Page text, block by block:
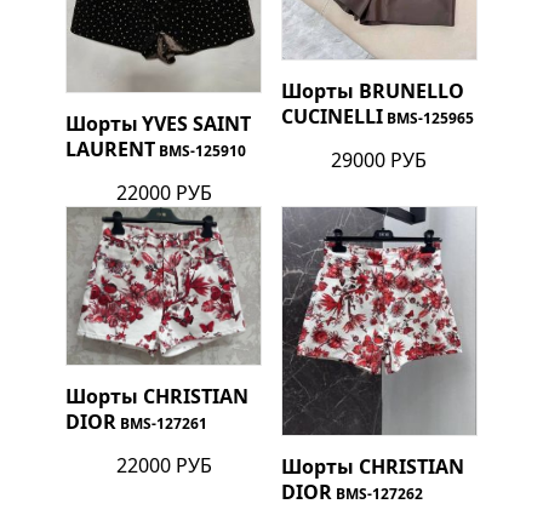
ШортыYVES SAINT
LAURENT BMS-125910
22000 РУБ
Шорты BRUNELLO
CUCINELLI BMS-125965
29000 РУБ
Шорты CHRISTIAN
DIOR BMS-127261
22000 РУБ Шорты CHRISTIAN
DIOR BMS-127262